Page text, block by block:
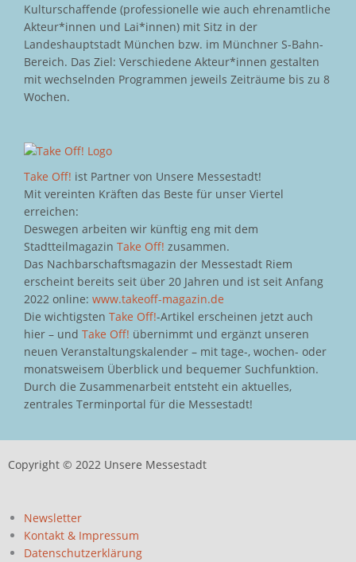
Kulturschaffende (professionelle wie auch ehrenamtliche
Akteur*innen und Lai*innen) mit Sitz in der
Landeshauptstadt München bzw. im Münchner S-Bahn-
Bereich. Das Ziel: Verschiedene Akteur*innen gestalten
mit wechselnden Programmen jeweils Zeiträume bis zu 8
Wochen.
Take Off! ist Partner von Unsere Messestadt!
Mit vereinten Kräften das Beste für unser Viertel
erreichen:
Deswegen arbeiten wir künftig eng mit dem
Stadtteilmagazin Take Off! zusammen.
Das Nachbarschaftsmagazin der Messestadt Riem
erscheint bereits seit über 20 Jahren und ist seit Anfang
2022 online: www.takeoff-magazin.de
Die wichtigsten Take Off!-Artikel erscheinen jetzt auch
hier – und Take Off! übernimmt und ergänzt unseren
neuen Veranstaltungskalender – mit tage-, wochen- oder
monatsweisem Überblick und bequemer Suchfunktion.
Durch die Zusammenarbeit entsteht ein aktuelles,
zentrales Terminportal für die Messestadt!
Copyright © 2022 Unsere Messestadt
Newsletter
Kontakt & Impressum
Datenschutzerklärung